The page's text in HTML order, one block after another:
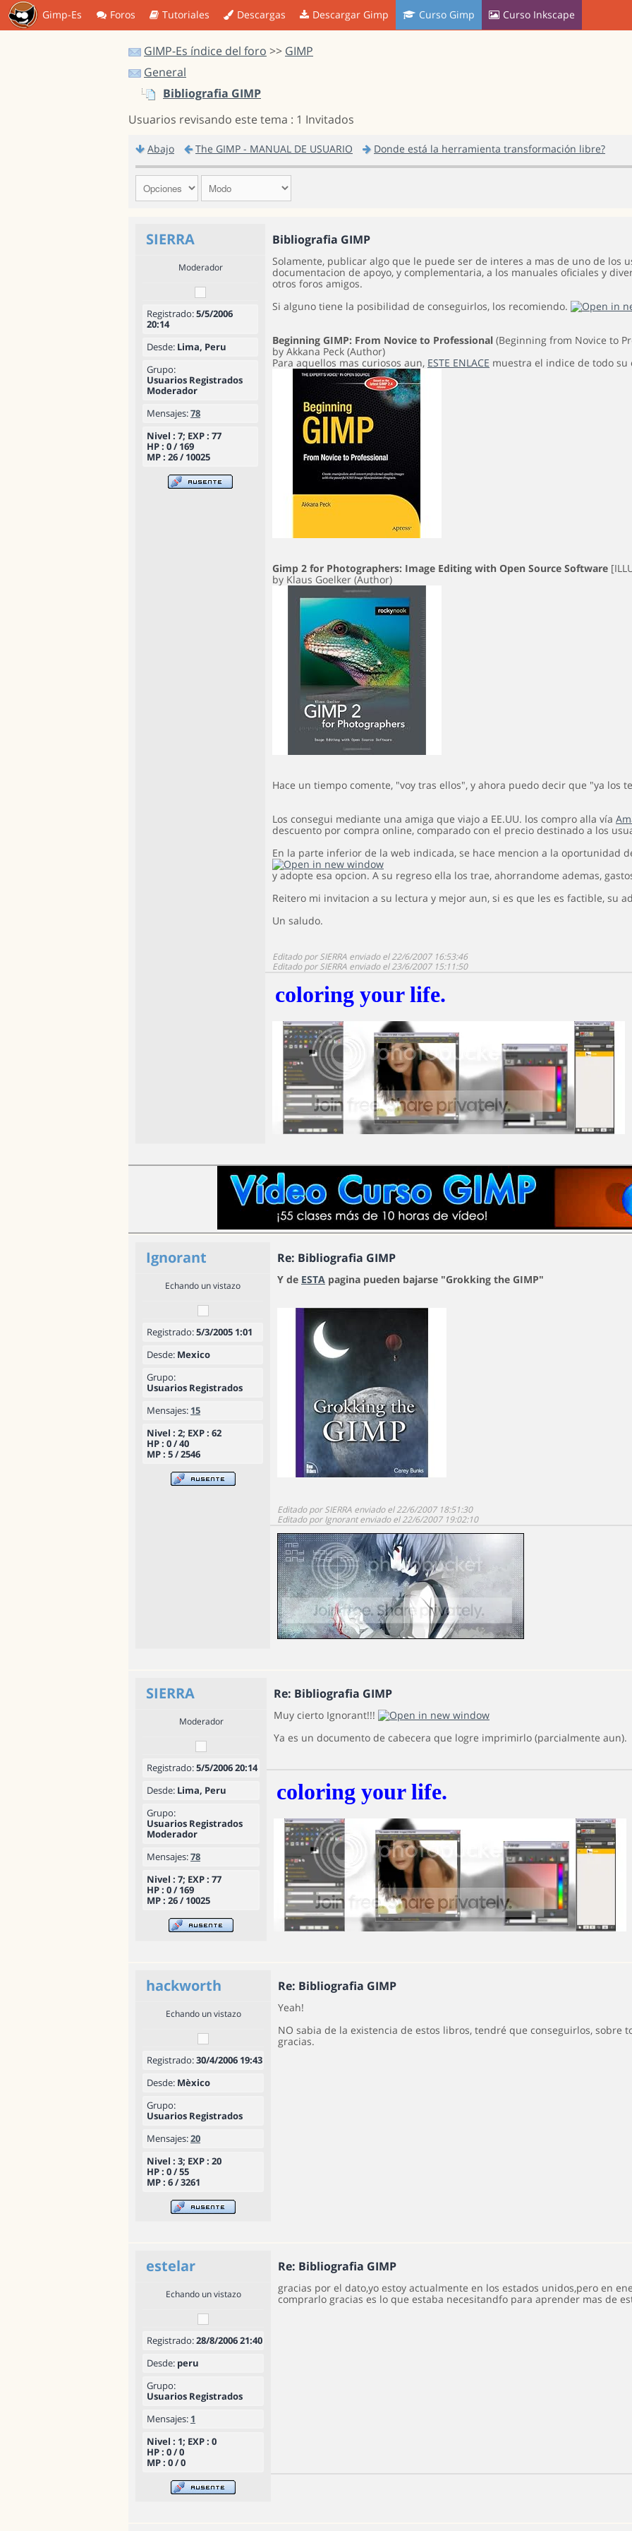
Gimp-Es Foros Tutoriales Descargas Descargar Gimp Curso Gimp Curso Inkscape
GIMP-Es índice del foro >> GIMP
General
Bibliografia GIMP
Usuarios revisando este tema : 1 Invitados
Abajo The GIMP - MANUAL DE USUARIO Donde está la herramienta transformación libre?
SIERRA Bibliografia GIMP
Moderador
Registrado:5/5/2006
20:14
Desde: Lima, Peru
Grupo:
Usuarios Registrados
Moderador
Mensajes:78
Nivel : 7; EXP : 77
HP : 0 / 169
MP : 26 / 10025
Solamente, publicar algo que le puede ser de interes a mas de uno de los
documentacion de apoyo, y complementaria, a los manuales oficiales y
otros foros amigos.
Si alguno tiene la posibilidad de conseguirlos, los recomiendo.
Beginning GIMP: From Novice to Professional (Beginning from Novice to
by Akkana Peck (Author)
Para aquellos mas curiosos aun, ESTE ENLACE muestra el indice de todo su
Gimp 2 for Photographers: Image Editing with Open Source Software
by Klaus Goelker (Author)
Hace un tiempo comente, "voy tras ellos", y ahora puedo decir que "ya los
Los consegui mediante una amiga que viajo a EE.UU. los compro alla vía
descuento por compra online, comparado con el precio destinado a los
En la parte inferior de la web indicada, se hace mencion a la oportunidad
y adopte esa opcion. A su regreso ella los trae, ahorrandome ademas,
Reitero mi invitacion a su lectura y mejor aun, si es que les es factible, su
Un saludo.
Editado por SIERRA enviado el 22/6/2007 16:53:46
Editado por SIERRA enviado el 23/6/2007 15:11:50
coloring your life.
Ignorant Re: Bibliografia GIMP
Echando un vistazo
Registrado:5/3/2005 1:01
Desde: Mexico
Grupo:
Usuarios Registrados
Mensajes: 15
Nivel : 2; EXP : 62
HP : 0 / 40
MP : 5 / 2546
Y de ESTA pagina pueden bajarse "Grokking the GIMP"
Editado por SIERRA enviado el 22/6/2007 18:51:30
Editado por Ignorant enviado el 22/6/2007 19:02:10
SIERRA Re: Bibliografia GIMP
Moderador
Registrado:5/5/2006 20:14
Desde: Lima, Peru
Grupo:
Usuarios Registrados
Moderador
Mensajes:78
Nivel : 7; EXP : 77
HP : 0 / 169
MP : 26 / 10025
Muy cierto Ignorant!!!
Ya es un documento de cabecera que logre imprimirlo (parcialmente aun).
coloring your life.
hackworth Re: Bibliografia GIMP
Echando un vistazo
Registrado:30/4/2006 19:43
Desde: Mèxico
Grupo:
Usuarios Registrados
Mensajes:20
Nivel : 3; EXP : 20
HP : 0 / 55
MP : 6 / 3261
Yeah!
NO sabia de la existencia de estos libros, tendré que conseguirlos, sobre
gracias.
estelar Re: Bibliografia GIMP
Echando un vistazo
Registrado:28/8/2006 21:40
Desde: peru
Grupo:
Usuarios Registrados
Mensajes: 1
Nivel : 1; EXP : 0
HP : 0 / 0
MP : 0 / 0
gracias por el dato,yo estoy actualmente en los estados unidos,pero en
comprarlo gracias es lo que estaba necesitandfo para aprender mas de